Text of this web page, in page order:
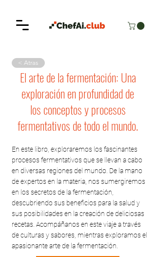
< Atras
El arte de la fermentación: Una
exploración en profundidad de
los conceptos y procesos
fermentativos de todo el mundo.
En este libro, exploraremos los fascinantes
procesos fermentativos que se llevan a cabo
en diversas regiones del mundo. De la mano
de expertos en la materia, nos sumergiremos
en los secretos de la fermentación,
descubriendo sus beneficios para la salud y
sus posibilidades en la creación de deliciosas
recetas. Acompáñanos en este viaje a través
de culturas y sabores, mientras exploramos el
apasionante arte de la fermentación.